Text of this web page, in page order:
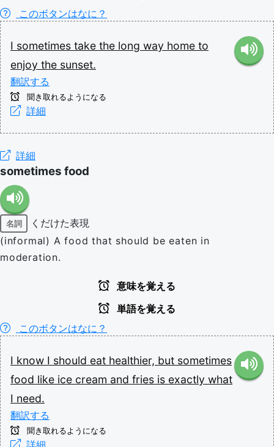
このボタンはなに？
I sometimes take the long way home to
enjoy the sunset.
翻訳する
聞き取れるようになる
詳細
詳細
sometimes food
名詞
くだけた表現
(informal) A food that should be eaten in
moderation.
意味を覚える
単語を覚える
このボタンはなに？
I know I should eat healthier, but sometimes
food like ice cream and fries is exactly what
I need.
翻訳する
聞き取れるようになる
詳細